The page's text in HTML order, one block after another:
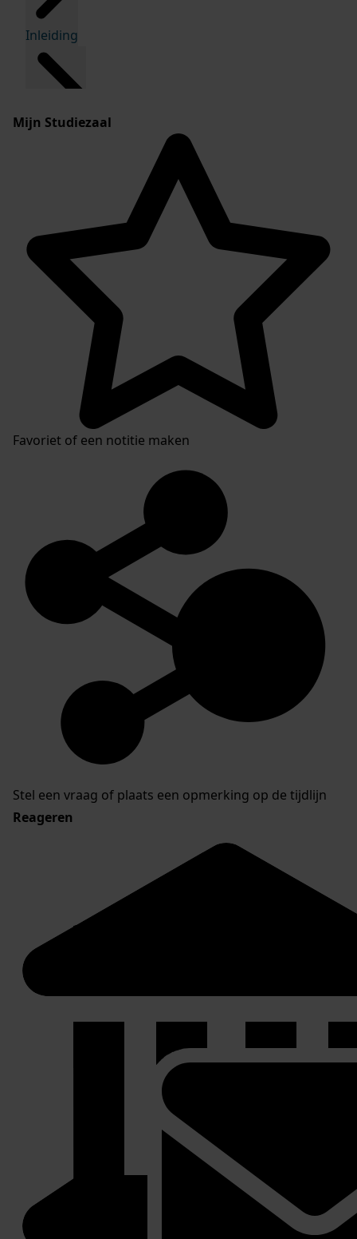
Inleiding
Mijn Studiezaal
Favoriet of een notitie maken
Stel een vraag of plaats een opmerking op de tijdlijn
Reageren